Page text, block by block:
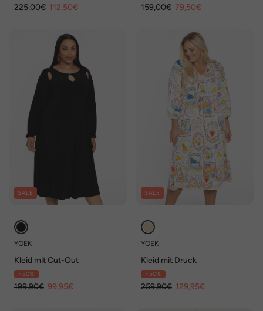
225,00€ 112,50€ 159,00€ 79,50€
SALE
YOEK
Kleid mit Cut-Out
- 50%
199,90€ 99,95€
SALE
YOEK
Kleid mit Druck
- 50%
259,90€ 129,95€